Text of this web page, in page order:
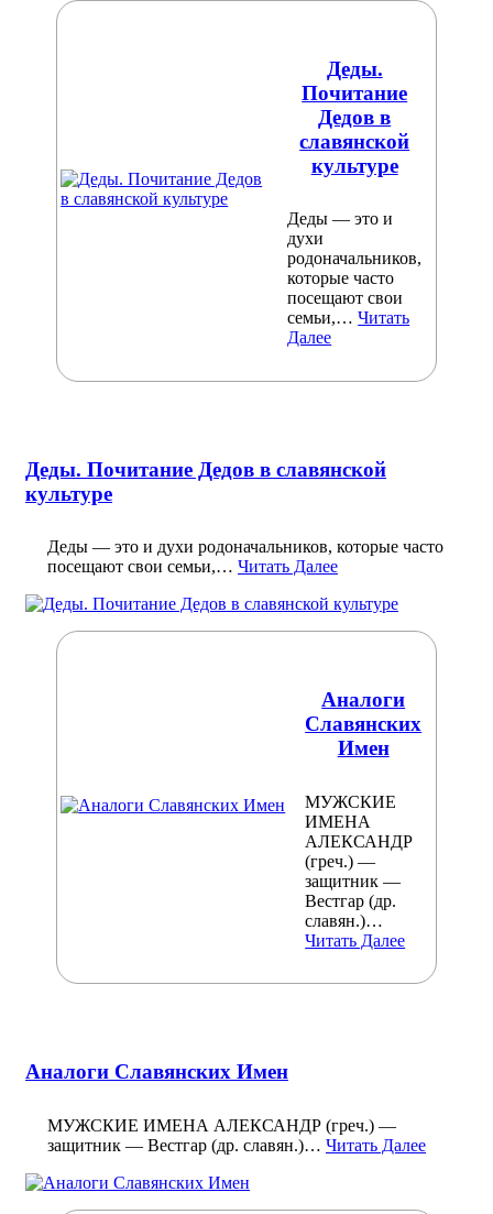
Деды.
Почитание
Дедов в
славянской
культуре
Деды — это и
духи
родоначальников,
которые часто
посещают свои
семьи,…Читать
Далее
Деды. Почитание Дедов в славянской
культуре
Деды — это и духи родоначальников, которые часто
посещают свои семьи,… Читать Далее
Аналоги
Славянских
Имен
МУЖСКИЕ
ИМЕНА
АЛЕКСАНДР
(греч.) —
защитник —
Вестгар (др.
славян.)…
Читать Далее
Аналоги Славянских Имен
МУЖСКИЕ ИМЕНА АЛЕКСАНДР (греч.) —
защитник — Вестгар (др. славян.)… Читать Далее